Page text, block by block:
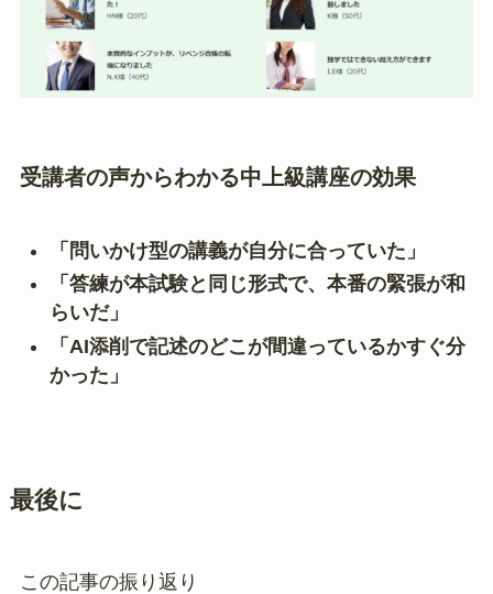
受講者の声からわかる中上級講座の効果
「問いかけ型の講義が自分に合っていた」
「答練が本試験と同じ形式で、本番の緊張が和
らいだ」
「AI添削で記述のどこが間違っているかすぐ分
かった」
最後に
この記事の振り返り